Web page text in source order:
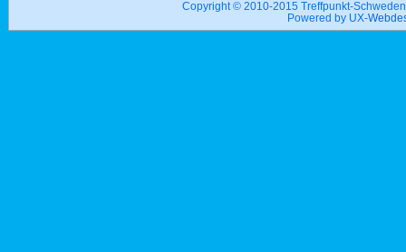
Copyright © 2010-2015 Treffpunkt-
Powered by UX-